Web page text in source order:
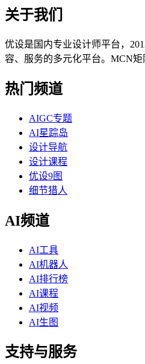
关于我们
优设是国内专业设计师平台，
容、服务的多元化平台。MCN
热门频道
AIGC专题
AI星踪岛
设计导航
设计课程
优设9图
细节猎人
AI频道
AI工具
AI机器人
AI排行榜
AI课程
AI视频
AI生图
支持与服务